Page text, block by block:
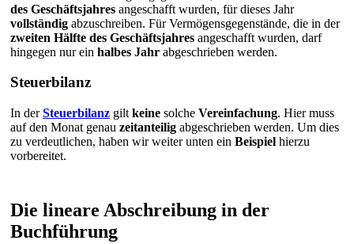
des Geschäftsjahres angeschafft wurden, für dieses Jahr
vollständig abzuschreiben. Für Vermögensgegenstände, die in der
zweiten Hälfte des Geschäftsjahres angeschafft wurden, darf
hingegen nur ein halbes Jahr abgeschrieben werden.
Steuerbilanz
In derSteuerbilanz gilt keine solche Vereinfachung. Hier muss
auf den Monat genau zeitanteilig abgeschrieben werden. Um dies
zu verdeutlichen, haben wir weiter unten ein Beispiel hierzu
vorbereitet.
Die lineare Abschreibung in der
Buchführung